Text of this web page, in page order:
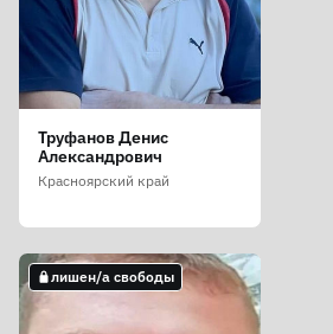
Труфанов Денис
Александрович
Красноярский край
лишен/а свободы